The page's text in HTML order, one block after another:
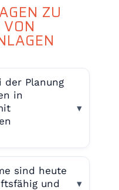
ZU
der Planung
in
sind heute
und